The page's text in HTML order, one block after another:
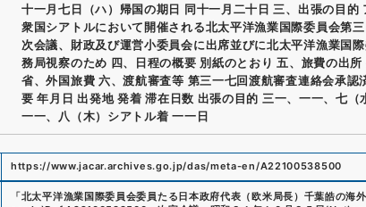
十一月七日（ハ）帰国の期日 同十一月二十日 三、出張の目的
衆国シアトルにおいて開催される北太平洋漁業国際委員会第
次会議、財政及び運営小委員会に出席並びに北太平洋漁業国
務局視察のため 四、日程の概要 別紙のとおり 五、旅費の出所
省、外国旅費 六、渡航審査等 第三一七回渡航審査連絡会承認
要 年月日 出発地 発着 滞在日数 出張の目的 三一、一一、七（
一一、八（木）シアトル着 一一日
https://www.jacar.archives.go.jp/das/meta-en/A22100538500
「北太平洋漁業国際委員会委員たる日本政府代表（欧米局長）千葉皓の海